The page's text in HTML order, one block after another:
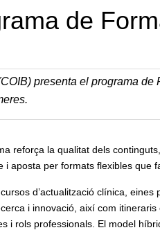
de
presenta el programa de
reforça la qualitat dels
i aposta per formats flexibles que
d’actualització clínica, eines
i innovació, així com
i rols professionals. El model